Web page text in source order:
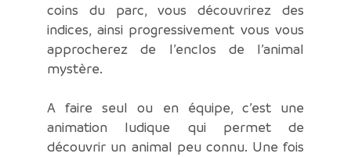
coins du parc, vous découvrirez des
indices, ainsi progressivement vous vous
approcherez de l’enclos de l’animal
mystère.
A faire seul ou en équipe, c’est une
animation ludique qui permet de
découvrir un animal peu connu. Une fois